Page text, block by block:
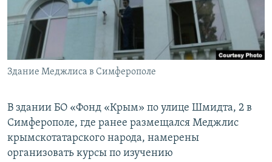
ПОБЕДИТЕЛЕЙ НЕ СУДЯТ?
КРЫМ.НЕПОКОРЕННЫЙ
ELIFBE
УКРАИНСКАЯ ПРОБЛЕМА КРЫМА
ПРИСОЕДИНЯЙТЕСЬ!
Здание Меджлиса в Симферополе
В здании БО «Фонд «Крым» по улице Шмидта, 2 в
Симферополе, где ранее размещался Меджлис
крымскотатарского народа, намерены
организовать курсы по изучению